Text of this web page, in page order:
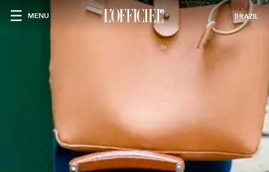
MENU BRAZIL